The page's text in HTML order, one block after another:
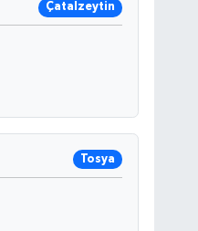
Çatalzeytin
Tosya